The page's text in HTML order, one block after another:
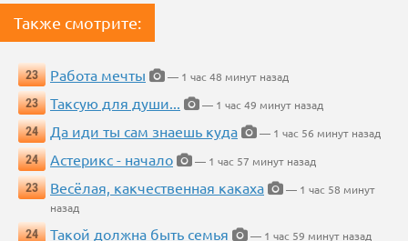
Также смотрите:
23 Работа мечты
— 1 час 48 минут назад
23
Таксую для души...
— 1 час 49 минут назад
24
Да иди ты сам знаешь куда
— 1 час 56 минут назад
24
Астерикс - начало
— 1 час 57 минут назад
23
Весёлая, какчественная какаха
— 1 час 58 минут
назад
24
Такой должна быть семья
— 1 час 59 минут назад